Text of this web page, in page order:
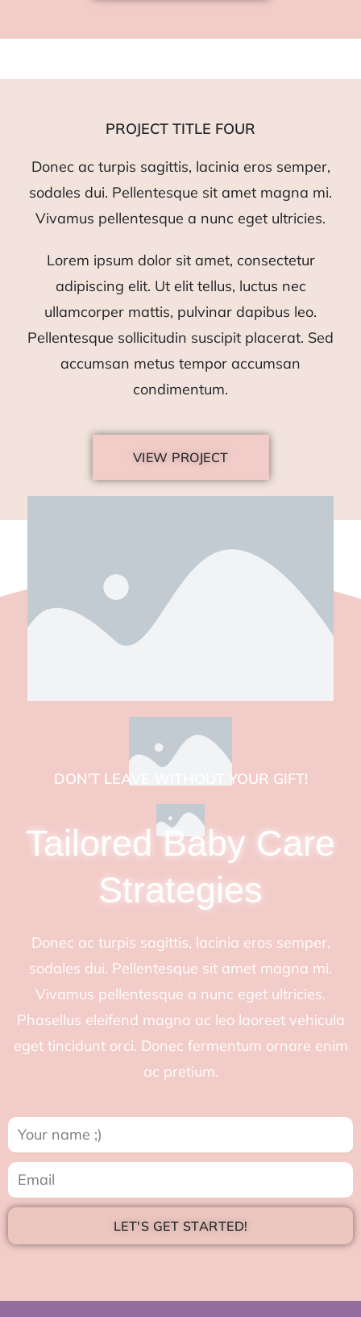
PROJECT TITLE FOUR
Donec ac turpis sagittis, lacinia eros semper,
sodales dui. Pellentesque sit amet magna mi.
Vivamus pellentesque a nunc eget ultricies.
Lorem ipsum dolor sit amet, consectetur
adipiscing elit. Ut elit tellus, luctus nec
ullamcorper mattis, pulvinar dapibus leo.
Pellentesque sollicitudin suscipit placerat. Sed
accumsan metus tempor accumsan
condimentum.
VIEW PROJECT
DON'T LEAVE WITHOUT YOUR GIFT!
Tailored Baby Care
Strategies
Donec ac turpis sagittis, lacinia eros semper,
sodales dui. Pellentesque sit amet magna mi.
Vivamus pellentesque a nunc eget ultricies.
Phasellus eleifend magna ac leo laoreet vehicula
eget tincidunt orci. Donec fermentum ornare enim
ac pretium.
LET'S GET STARTED!